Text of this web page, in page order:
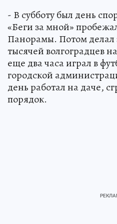
- В субботу был день
«Беги за мной»
Панорамы. Потом делал
тысячей волгоградцев
еще два часа играл в
городской
день работал на даче,
порядок.